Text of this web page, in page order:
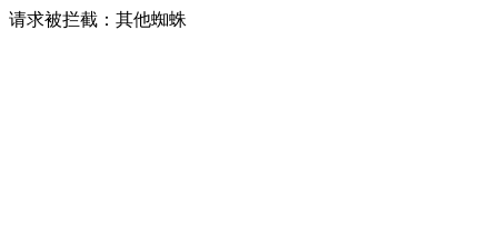
请求被拦截：其他蜘蛛